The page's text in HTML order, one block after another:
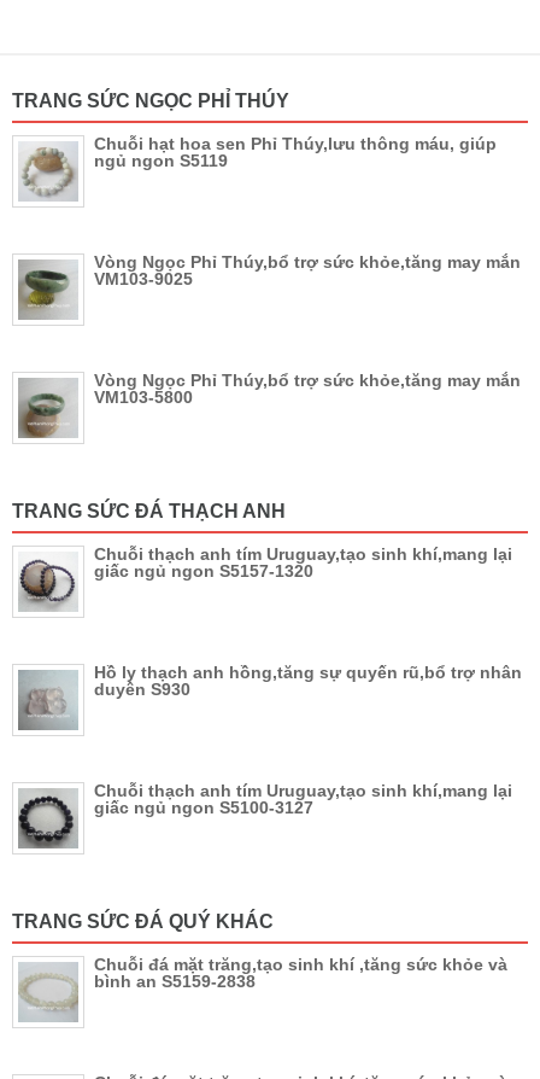
TRANG SỨC NGỌC PHỈ THÚY
Chuỗi hạt hoa sen Phỉ Thúy,lưu thông máu, giúp
ngủ ngon S5119
Vòng Ngọc Phỉ Thúy,bổ trợ sức khỏe,tăng may mắn
VM103-9025
Vòng Ngọc Phỉ Thúy,bổ trợ sức khỏe,tăng may mắn
VM103-5800
TRANG SỨC ĐÁ THẠCH ANH
Chuỗi thạch anh tím Uruguay,tạo sinh khí,mang lại
giấc ngủ ngon S5157-1320
Hồ ly thạch anh hồng,tăng sự quyến rũ,bổ trợ nhân
duyên S930
Chuỗi thạch anh tím Uruguay,tạo sinh khí,mang lại
giấc ngủ ngon S5100-3127
TRANG SỨC ĐÁ QUÝ KHÁC
Chuỗi đá mặt trăng,tạo sinh khí ,tăng sức khỏe và
bình an S5159-2838